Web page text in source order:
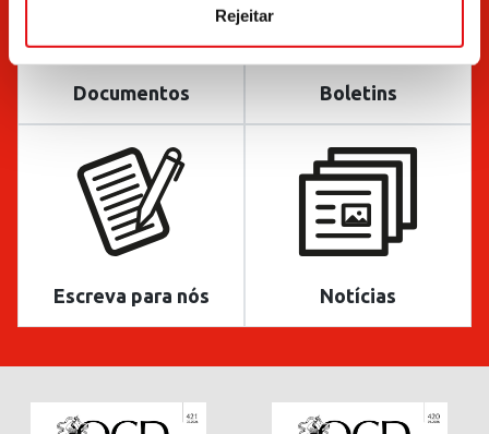
Rejeitar
Documentos Boletins
Escreva para nós Notícias